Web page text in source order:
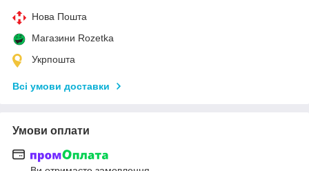
Нова Пошта
Магазини Rozetka
Укрпошта
Всі умови доставки
Умови оплати